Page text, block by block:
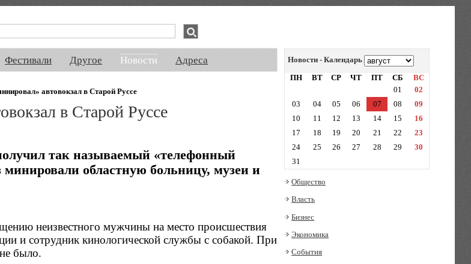
Фестивали Другое Новости Адреса
автовокзал в Старой Руссе
в Старой Руссе
так называемый «телефонный
областную больницу, музеи и
неизвестного мужчины на место происшествия
и сотрудник кинологической службы с собакой. При
было.
Новости - Календарь
ПН
ВТ СР ЧТ ПТ СБ
ВС
01
02
03
04 05 06 07 08
09
10
11 12 13 14 15
16
17
18 19 20 21 22
23
24
25 26 27 28 29
30
31
Общество
Власть
Бизнес
Экономика
События